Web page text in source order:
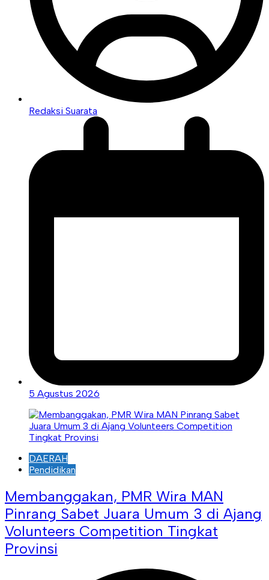
Redaksi Suarata
5 Agustus 2026
DAERAH
Pendidikan
Membanggakan, PMR Wira MAN
Pinrang Sabet Juara Umum 3 di Ajang
Volunteers Competition Tingkat
Provinsi